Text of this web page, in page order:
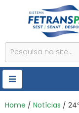
HOME
Home / Notícias / 24ª